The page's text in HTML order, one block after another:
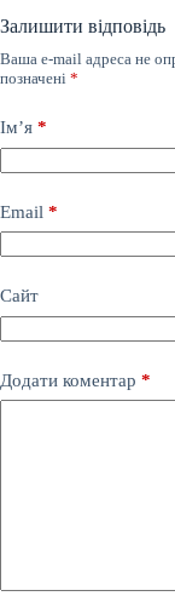
Залишити відповідь
Ваша e-mail адреса не
позначені *
Ім’я *
Email *
Сайт
Додати коментар *